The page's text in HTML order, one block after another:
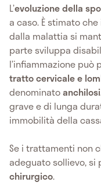
L’evoluzione della
a caso. È stimato
dalla malattia si
parte sviluppa
l’infiammazione
tratto cervicale e
denominatoanchilosi
grave e di lunga
immobilità della
Se i trattamenti non
adeguato sollievo, si
chirurgico.